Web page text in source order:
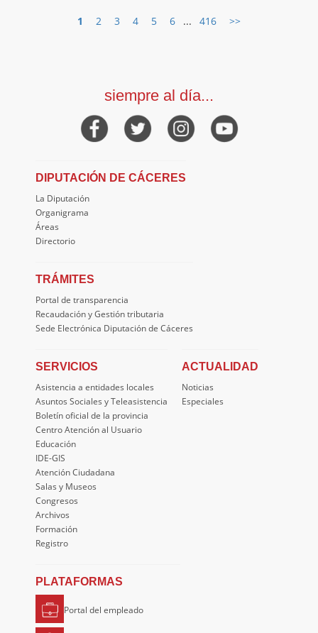
1 2 3 4 5 6 ... 416 >>
siempre al día...
DIPUTACIÓN DE CÁCERES
La Diputación
Organigrama
Áreas
Directorio
TRÁMITES
Portal de transparencia
Recaudación y Gestión tributaria
Sede Electrónica Diputación de Cáceres
SERVICIOS
Asistencia a entidades locales
Asuntos Sociales y Teleasistencia
Boletín oficial de la provincia
Centro Atención al Usuario
Educación
IDE-GIS
Atención Ciudadana
Salas y Museos
Congresos
Archivos
Formación
Registro
ACTUALIDAD
Noticias
Especiales
PLATAFORMAS
Portal del empleado